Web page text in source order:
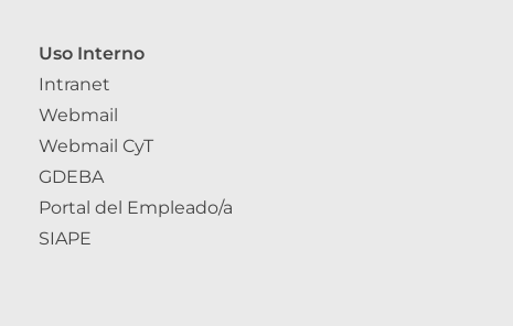
Uso Interno
Intranet
Webmail
Webmail CyT
GDEBA
Portal del Empleado/a
SIAPE